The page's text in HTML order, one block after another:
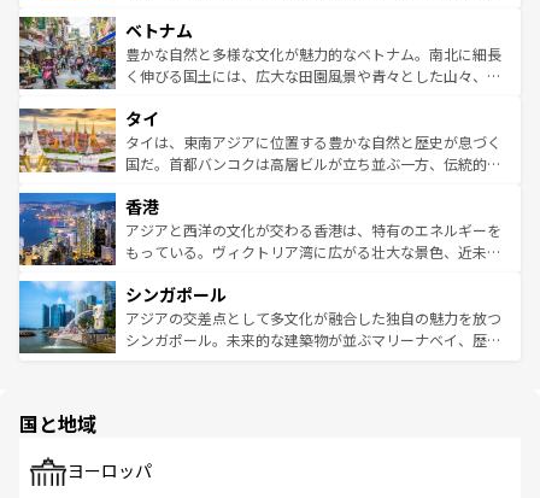
参照してほしい。
容にもいいと評判のスイーツなど、バラエティ豊かな料理
が味わえる。 なお、新着の台湾情報は コンテンツ一覧を参
照してほしい。
き、地方に足を延ばせば四季折々の自然美を楽しむことが
できる。そして、キムチや焼肉、絶品のストリートフード
まで、さまざまな韓国料理が待っている。夜には、韓国な
リティに包まれながら、韓国の多彩な魅力を心ゆくまで味
わってみてほしい。 なお、新着の韓国情報はコンテンツ一
覧を参照してほしい。
ベトナム
豊かな自然と多様な文化が魅力的なベトナム。南北に細長
く伸びる国土には、広大な田園風景や青々とした山々、世
急速な発展と共に伝統が息づく。ハノイの古い町並みやホ
ーチミン市のフランス統治時代の建物も、独特の雰囲気を
醸し出している。また、バラエティの豊かさとおいしさで
とつ。フォーやバインミー、ベトナムコーヒーなどは、ぜ
ひ現地で味わいたい。どの地域を訪れてもあたたかい人々
が旅行者を迎えてくれるので、きっと忘れられない旅にな
参照してほしい。
タイ
タイは、東南アジアに位置する豊かな自然と歴史が息づく
国だ。首都バンコクは高層ビルが立ち並ぶ一方、伝統的な
の活気が交差している。北部ではチェンマイなどの山岳地
帯で自然と触れ合い、南部ではプーケットやクラビの美し
いビーチでリゾート気分を楽しむことができる。タイ料理
激する。気候は一年中温暖で、どの季節にも異なる楽しみ
が待っている。親しみやすいタイの人々、仏教を中心とし
た文化、そして多様な観光資源が、訪れる旅人を魅了し続
香港
アジアと西洋の文化が交わる香港は、特有のエネルギーを
もっている。ヴィクトリア湾に広がる壮大な景色、近未来
み、どこを訪れても感動するはず。観光スポットが密集し
ており、効率よく見どころを回れるのも魅力。息をのむよ
うな絶景から文化的な体験まで、香港を存分に楽しみ尽く
シンガポール
アジアの交差点として多文化が融合した独自の魅力を放つ
シンガポール。未来的な建築物が並ぶマリーナベイ、歴史
で、ホーカーズは地元の風情を楽しめる外せないスポット
国と地域
ヨーロッパ